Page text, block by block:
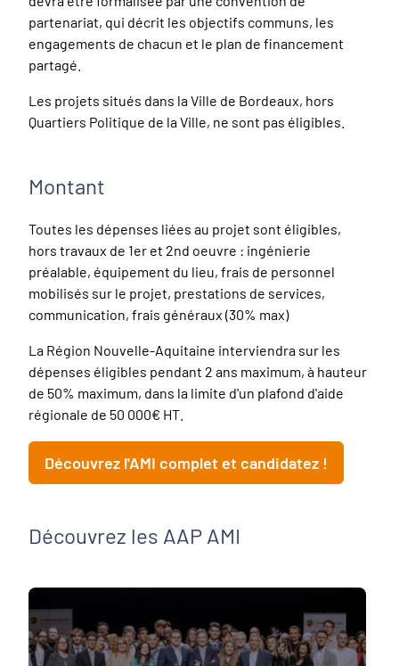
partenariat, qui décrit les objectifs communs, les
engagements de chacun et le plan de financement
partagé.
Les projets situés dans la Ville de Bordeaux, hors
Quartiers Politique de la Ville, ne sont pas éligibles.
Montant
Toutes les dépenses liées au projet sont éligibles,
hors travaux de 1er et 2nd oeuvre : ingénierie
préalable, équipement du lieu, frais de personnel
mobilisés sur le projet, prestations de services,
communication, frais généraux (30% max)
La Région Nouvelle-Aquitaine interviendra sur les
dépenses éligibles pendant 2 ans maximum, à hauteur
de 50% maximum, dans la limite d'un plafond d'aide
régionale de 50 000€ HT.
Découvrez l'AMI complet et candidatez !
Découvrez les AAP AMI